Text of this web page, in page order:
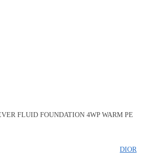
FLUID FOUNDATION 4WP WARM PE
DIOR